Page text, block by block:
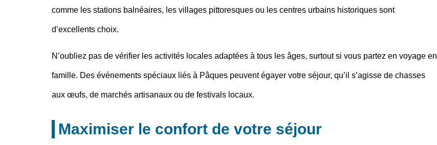
comme les stations balnéaires, les villages pittoresques ou les centres urbains historiques sont
d’excellents choix.
N’oubliez pas de vérifier les activités locales adaptées à tous les âges, surtout si vous partez en voyage en
famille. Des événements spéciaux liés à Pâquespeuvent égayer votre séjour, qu’il s’agisse de chasses
aux œufs, de marchés artisanaux ou de festivals locaux.
Maximiser le confort de votre séjour